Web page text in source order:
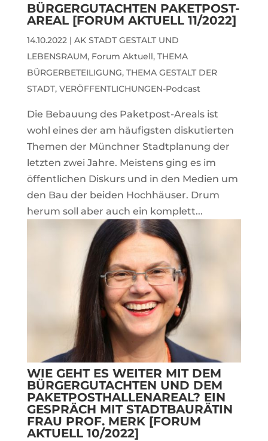
BÜRGERGUTACHTEN PAKETPOST-
AREAL [FORUM AKTUELL 11/2022]
14.10.2022| AK STADT GESTALT UND
LEBENSRAUM, Forum Aktuell, THEMA
BÜRGERBETEILIGUNG, THEMA GESTALT DER
STADT, VERÖFFENTLICHUNGEN-Podcast
Die Bebauung des Paketpost-Areals ist
wohl eines der am häufigsten diskutierten
Themen der Münchner Stadtplanung der
letzten zwei Jahre. Meistens ging es im
öffentlichen Diskurs und in den Medien um
den Bau der beiden Hochhäuser. Drum
herum soll aber auch ein komplett...
WIE GEHT ES WEITER MIT DEM
BÜRGERGUTACHTEN UND DEM
PAKETPOSTHALLENAREAL? EIN
GESPRÄCH MIT STADTBAURÄTIN
FRAU PROF. MERK [FORUM
AKTUELL 10/2022]